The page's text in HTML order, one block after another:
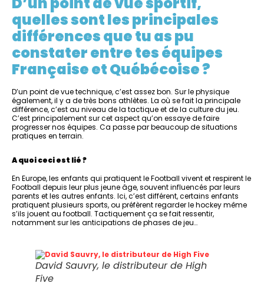
quelles sont les principales
différences que tu as pu
constater entre tes équipes
Française et Québécoise ?
D’un point de vue technique, c’est assez bon. Sur le physique
également, il y a de très bons athlètes. La où se fait la principale
différence, c’est au niveau de la tactique et de la culture du jeu.
C’est principalement sur cet aspect qu’on essaye de faire
progresser nos équipes. Ca passe par beaucoup de situations
pratiques en terrain.
A quoi ceci est lié ?
En Europe, les enfants qui pratiquent le Football vivent et respirent le
Football depuis leur plus jeune âge, souvent influencés par leurs
parents et les autres enfants. Ici, c’est différent, certains enfants
pratiquent plusieurs sports, ou préfèrent regarder le hockey même
s’ils jouent au football. Tactiquement ça se fait ressentir,
notamment sur les anticipations de phases de jeu…
David Sauvry, le distributeur de High
Five